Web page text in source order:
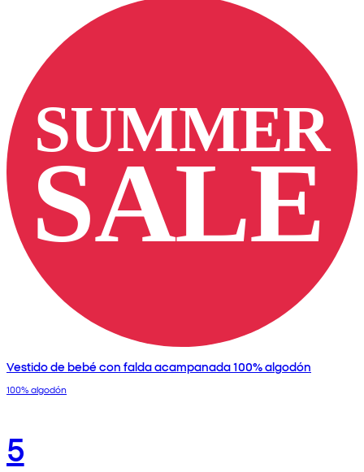
Vestido de bebé con falda acampanada 100% algodón
100% algodón
5